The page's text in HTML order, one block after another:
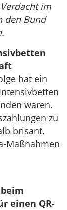
im
den Bund
hat ein
waren.
zu
brisant,
Maßnahmen
einen QR-